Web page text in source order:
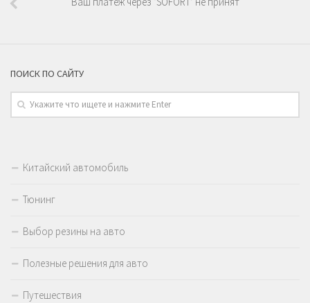
ПОИСК ПО САЙТУ
Китайский автомобиль
Тюнинг
Выбор резины на авто
Полезные решения для авто
Путешествия